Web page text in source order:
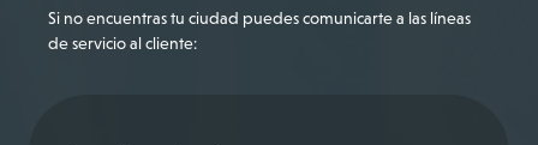
Si no encuentras tu ciudad puedes comunicarte a las líneas
de servicio al cliente: